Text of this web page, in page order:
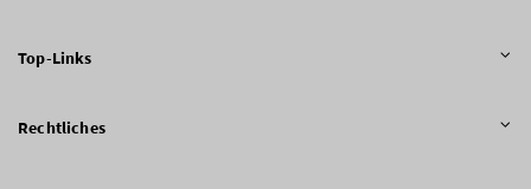
Top-Links
Rechtliches